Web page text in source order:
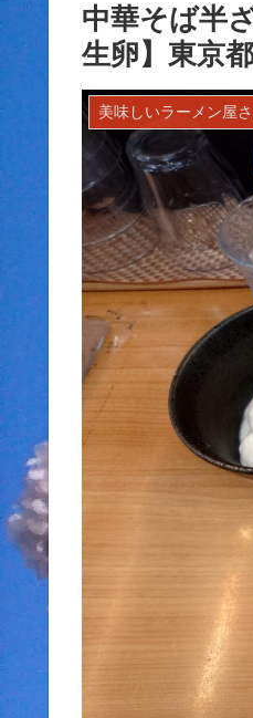
中華そば半
生卵】東京
美味しいラーメン屋